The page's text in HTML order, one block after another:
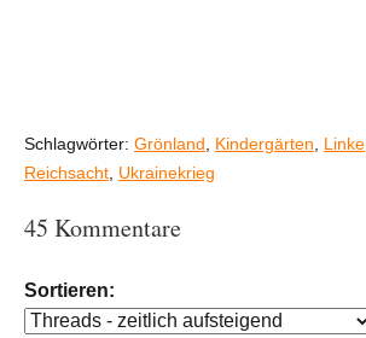
Schlagwörter: Grönland Kindergärten Linke
Reichsacht Ukrainekrieg
45 Kommentare
Sortieren: